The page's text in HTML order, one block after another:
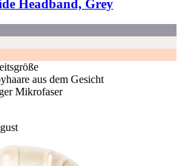
Headband, Grey
aus dem Gesicht
Mikrofaser